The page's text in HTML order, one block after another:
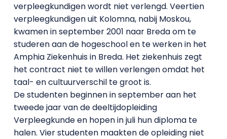
verpleegkundigen wordt niet verlengd. Veertien
verpleegkundigen uit Kolomna, nabij Moskou,
kwamen in september 2001 naar Breda om te
studeren aan de hogeschool en te werken in het
Amphia Ziekenhuis in Breda. Het ziekenhuis zegt
het contract niet te willen verlengen omdat het
taal- en cultuurverschil te groot is.
De studenten beginnen in september aan het
tweede jaar van de deeltijdopleiding
Verpleegkunde en hopen in juli hun diploma te
halen. Vier studenten maakten de opleiding niet